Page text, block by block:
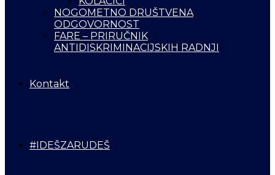
NOGOMETNO DRUŠTVENA
ODGOVORNOST
FARE – PRIRUČNIK
ANTIDISKRIMINACIJSKIH RADNJI
Kontakt
#IDEŠZARUDEŠ